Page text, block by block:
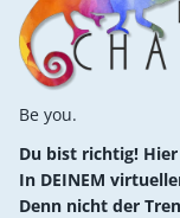
Be you.
Du bist richtig!
In DEINEM
Denn nicht der